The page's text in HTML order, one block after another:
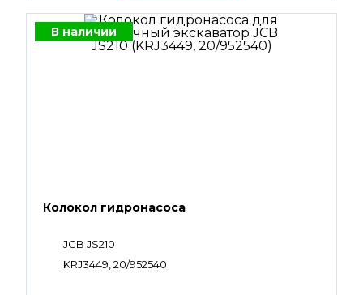
В наличии
Колокол гидронасоса
JCB JS210
KRJ3449, 20/952540